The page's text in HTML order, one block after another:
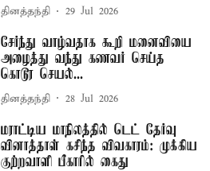
தினத்தந்தி 29 Jul 2026
சேர்ந்து வாழ்வதாக கூறி மனைவியை
அழைத்து வந்து கணவர் செய்த
கொடூர செயல்...
தினத்தந்தி 28 Jul 2026
மராட்டிய மாநிலத்தில் டெட் தேர்வு
வினாத்தாள் கசிந்த விவகாரம்: முக்கிய
குற்றவாளி பீகாரில் கைது